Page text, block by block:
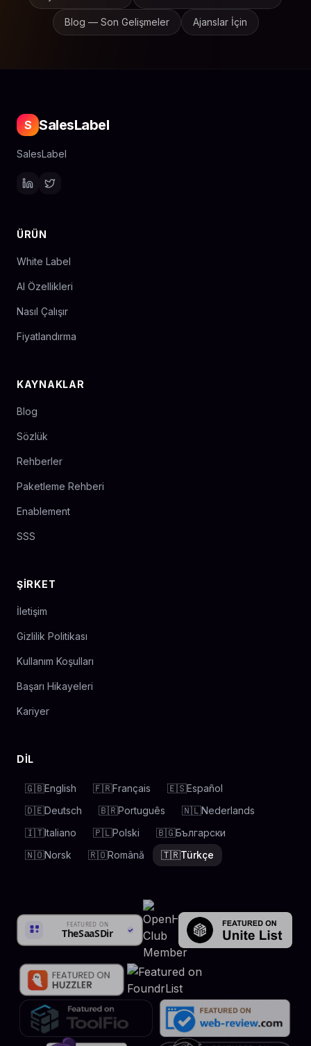
Blog — Son Gelişmeler Ajanslar İçin
S SalesLabel
SalesLabel
ÜRÜN
White Label
AI Özellikleri
Nasıl Çalışır
Fiyatlandırma
KAYNAKLAR
Blog
Sözlük
Rehberler
Paketleme Rehberi
Enablement
SSS
ŞIRKET
İletişim
Gizlilik Politikası
Kullanım Koşulları
Başarı Hikayeleri
Kariyer
DIL
🇬🇧English 🇫🇷Français 🇪🇸Español
🇩🇪Deutsch 🇧🇷Português 🇳🇱Nederlands
🇮🇹Italiano 🇵🇱Polski 🇧🇬Български
🇳🇴Norsk 🇷🇴Română 🇹🇷Türkçe